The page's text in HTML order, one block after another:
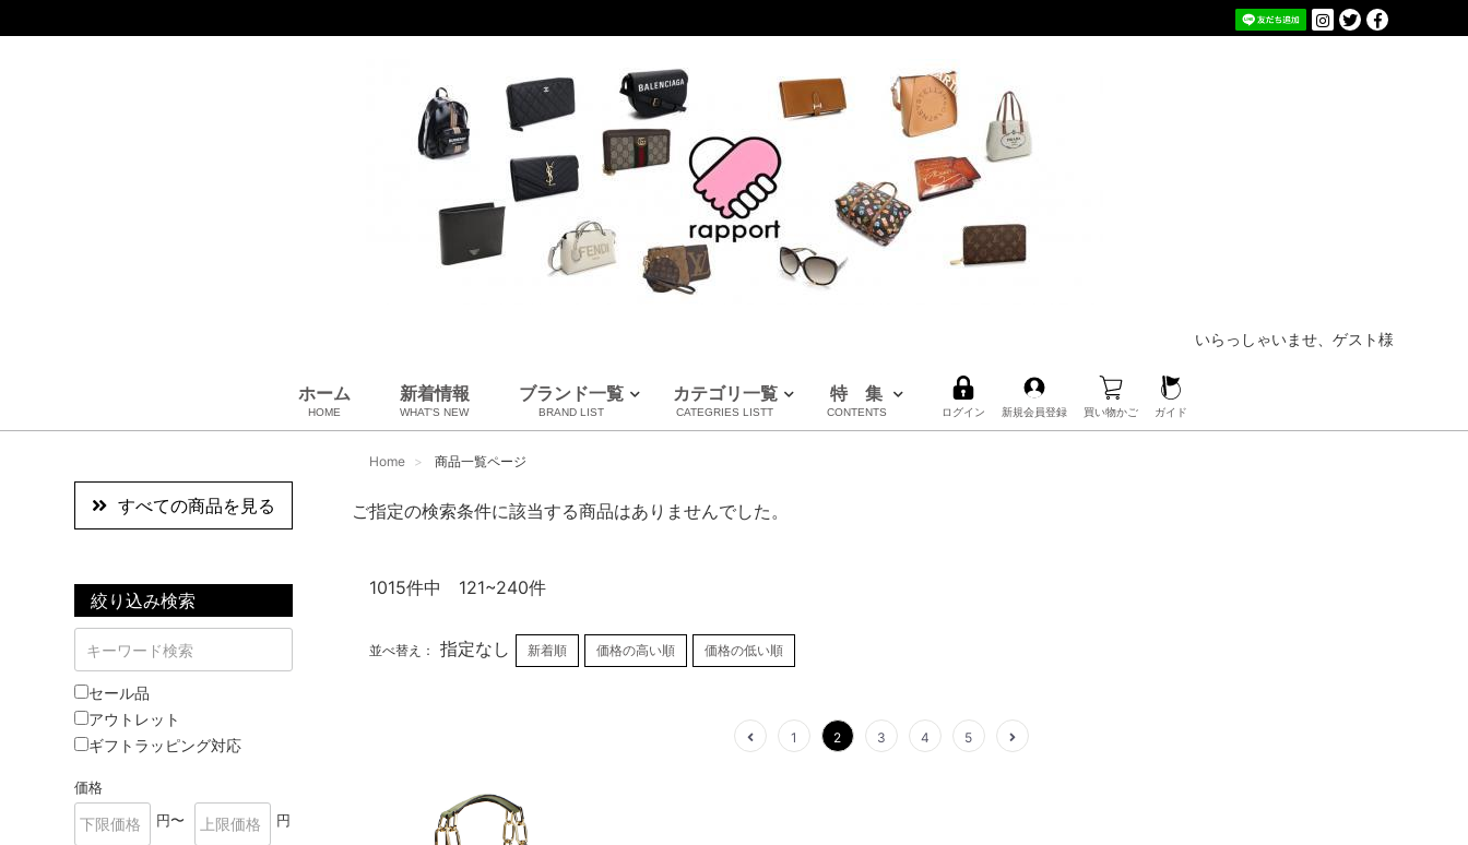
いらっしゃいませ、ゲスト様
ホーム
HOME
新着情報
WHAT'S NEW
ブランド一覧
BRAND LIST
ルイヴィトン
シャネル
エルメス
全てのブランドを見る
カテゴリ一覧
CATEGRIES LISTT
バッグ＆ポーチ
アロマ＆フレグランス
雑貨・その他
USED Hermès
USED CHANEL
USED other
特 集
CONTENTS ログイン 新規会員登録 買い物かご ガイド
Home 商品一覧ページ
すべての商品を見る
絞り込み検索
セール品
アウトレット
ギフトラッピング対応
価格
円〜
円
ご指定の検索条件に該当する商品はありませんでした。
1015件中 121~240件
並べ替え： 指定なし 新着順 価格の高い順 価格の低い順
1 2 3 4 5